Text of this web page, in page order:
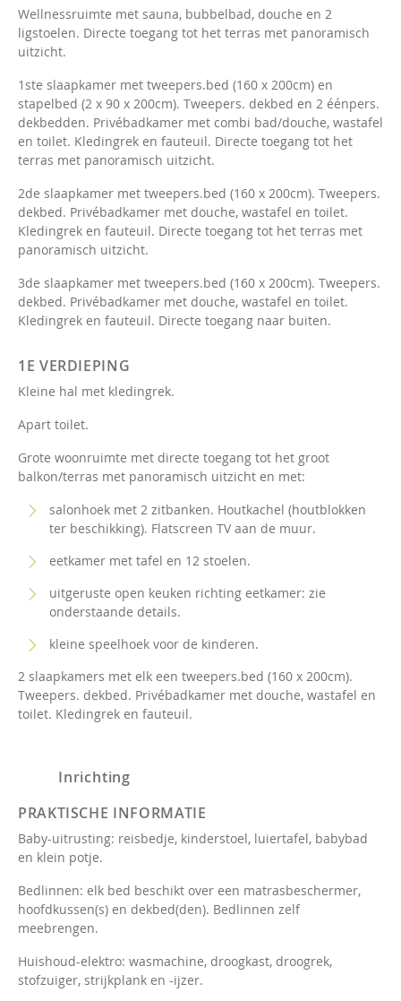
Wellnessruimte met sauna, bubbelbad, douche en 2
ligstoelen. Directe toegang tot het terras met panoramisch
uitzicht.
1ste slaapkamer met tweepers.bed (160 x 200cm) en
stapelbed (2 x 90 x 200cm). Tweepers. dekbed en 2 éénpers.
dekbedden. Privébadkamer met combi bad/douche, wastafel
en toilet. Kledingrek en fauteuil. Directe toegang tot het
terras met panoramisch uitzicht.
2de slaapkamer met tweepers.bed (160 x 200cm). Tweepers.
dekbed. Privébadkamer met douche, wastafel en toilet.
Kledingrek en fauteuil. Directe toegang tot het terras met
panoramisch uitzicht.
3de slaapkamer met tweepers.bed (160 x 200cm). Tweepers.
dekbed. Privébadkamer met douche, wastafel en toilet.
Kledingrek en fauteuil. Directe toegang naar buiten.
1E VERDIEPING
Kleine hal met kledingrek.
Apart toilet.
Grote woonruimte met directe toegang tot het groot
balkon/terras met panoramisch uitzicht en met:
salonhoek met 2 zitbanken. Houtkachel (houtblokken
ter beschikking). Flatscreen TV aan de muur.
eetkamer met tafel en 12 stoelen.
uitgeruste open keuken richting eetkamer: zie
onderstaande details.
kleine speelhoek voor de kinderen.
2 slaapkamers met elk een tweepers.bed (160 x 200cm).
Tweepers. dekbed. Privébadkamer met douche, wastafel en
toilet. Kledingrek en fauteuil.
Inrichting
PRAKTISCHE INFORMATIE
Baby-uitrusting: reisbedje, kinderstoel, luiertafel, babybad
en klein potje.
Bedlinnen: elk bed beschikt over een matrasbeschermer,
hoofdkussen(s) en dekbed(den). Bedlinnen zelf
meebrengen.
Huishoud-elektro: wasmachine, droogkast, droogrek,
stofzuiger, strijkplank en -ijzer.